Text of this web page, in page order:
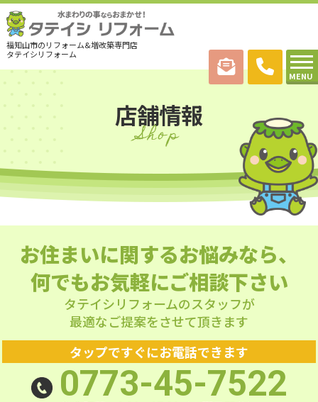
福知山市のリフォーム&増改築専門店
タテイシリフォーム
MENU
店舗情報
Shop
お住まいに関するお悩みなら、
何でもお気軽にご相談下さい
タテイシリフォームのスタッフが
最適なご提案をさせて頂きます
タップですぐにお電話できます
0773-45-7522